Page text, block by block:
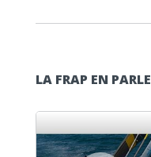
LA FRAP EN PARLE
Lecteur audio